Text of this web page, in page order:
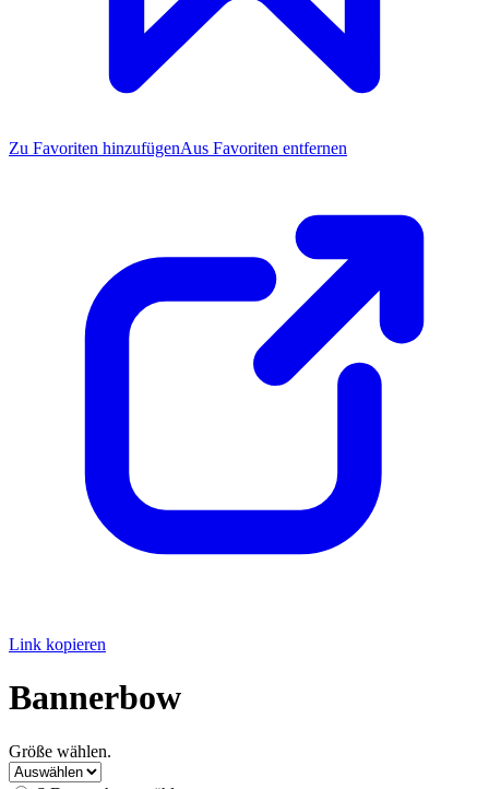
Zu Favoriten hinzufügenAus Favoriten entfernen
Link kopieren
Bannerbow
Größe wählen.